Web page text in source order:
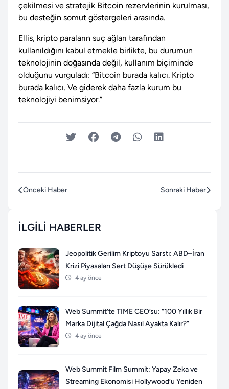
çekilmesi ve stratejik Bitcoin rezervlerinin kurulması,
bu desteğin somut göstergeleri arasında.
Ellis, kripto paraların suç ağları tarafından
kullanıldığını kabul etmekle birlikte, bu durumun
teknolojinin doğasında değil, kullanım biçiminde
olduğunu vurguladı: “Bitcoin burada kalıcı. Kripto
burada kalıcı. Ve giderek daha fazla kurum bu
teknolojiyi benimsiyor.”
Önceki Haber Sonraki Haber
İLGILI HABERLER
Jeopolitik Gerilim Kriptoyu Sarstı: ABD–İran
Krizi Piyasaları Sert Düşüşe Sürükledi
4 ay önce
Web Summit’te TIME CEO’su: “100 Yıllık Bir
Marka Dijital Çağda Nasıl Ayakta Kalır?”
4 ay önce
Web Summit Film Summit: Yapay Zeka ve
Streaming Ekonomisi Hollywood’u Yeniden